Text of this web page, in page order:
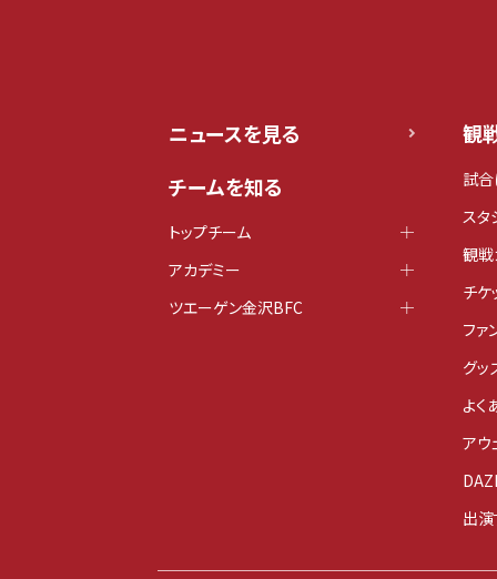
ニュースを見る
チームを知る
トップチーム
アカデミー
ツエーゲン金沢BFC
観
試合
スタ
観戦
チケ
ファ
グッ
よく
アウ
出